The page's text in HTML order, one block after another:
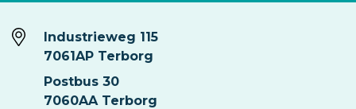
Industrieweg 115
7061AP Terborg
Postbus 30
7060AA Terborg